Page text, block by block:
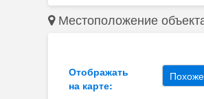
Местоположение
Отображать
на карте: